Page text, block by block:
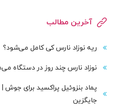
آخرین مطالب
ریه نوزاد نارس کی کامل می‌شود؟
نوزاد نارس چند روز در دستگاه
پماد بنزوئیل پراکسید برای جوش
جایگزین